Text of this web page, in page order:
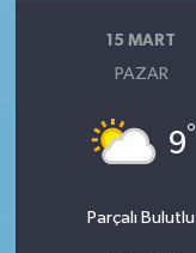
15 MART
PAZAR
9°
Parçalı Bulutlu